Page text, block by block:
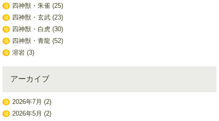
四神獣・朱雀 (25)
四神獣・玄武(23)
四神獣・白虎(30)
四神獣・青龍(52)
溶岩(3)
アーカイブ
2026年7月 (2)
2026年5月 (2)